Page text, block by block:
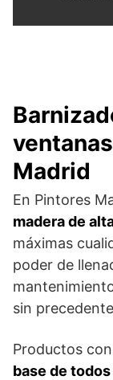
Madrid
En Pintores
madera de
máximas
poder de
sin
Productos
base de